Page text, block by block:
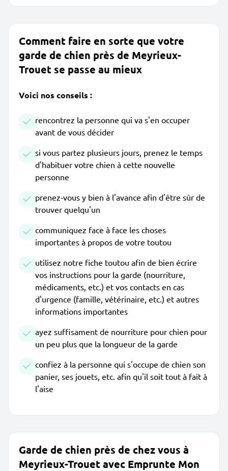
Comment faire en sorte que votre
garde de chien près de Meyrieux-
Trouet se passe au mieux
Voici nos conseils :
rencontrez la personne qui va s'en occuper
avant de vous décider
si vous partez plusieurs jours, prenez le temps
d'habituer votre chien à cette nouvelle
personne
prenez-vous y bien à l'avance afin d'être sûr de
trouver quelqu'un
communiquez face à face les choses
importantes à propos de votre toutou
utilisez notre fiche toutou afin de bien écrire
vos instructions pour la garde (nourriture,
médicaments, etc.) et vos contacts en cas
d'urgence (famille, vétérinaire, etc.) et autres
informations importantes
ayez suffisament de nourriture pour chien pour
un peu plus que la longueur de la garde
confiez à la personne qui s'occupe de chien son
panier, ses jouets, etc. afin qu'il soit tout à fait à
l'aise
Garde de chien près de chez vous à
Meyrieux-Trouet avec Emprunte Mon